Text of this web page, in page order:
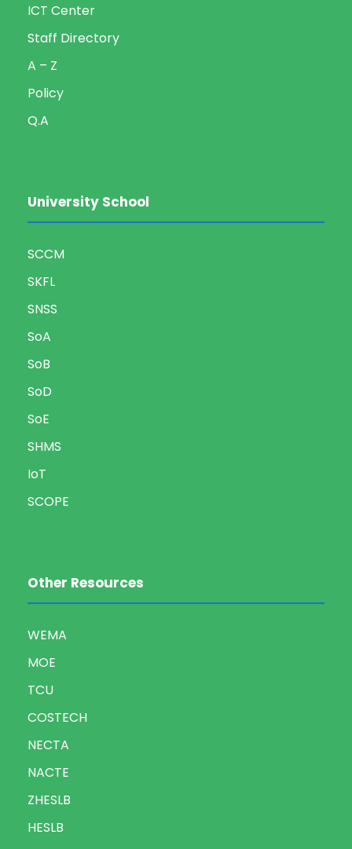
ICT Center
Staff Directory
A – Z
Policy
Q.A
University School
SCCM
SKFL
SNSS
SoA
SoB
SoD
SoE
SHMS
IoT
SCOPE
Other Resources
WEMA
MOE
TCU
COSTECH
NECTA
NACTE
ZHESLB
HESLB